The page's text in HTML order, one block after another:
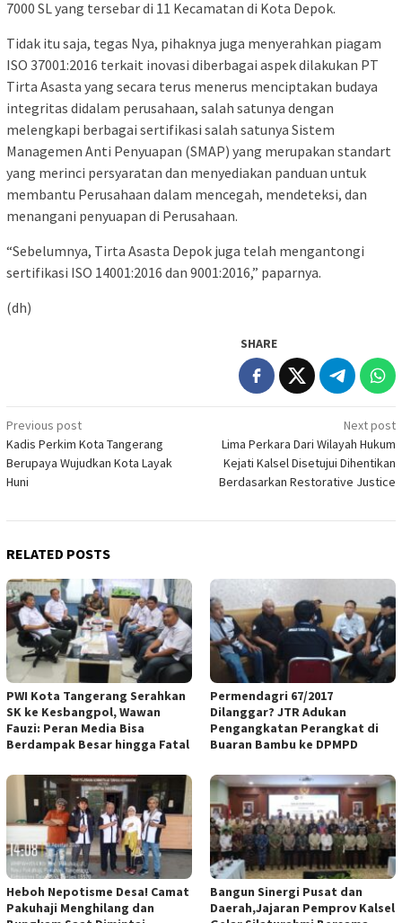
7000 SL yang tersebar di 11 Kecamatan di Kota Depok.
Tidak itu saja, tegas Nya, pihaknya juga menyerahkan piagam
ISO 37001:2016 terkait inovasi diberbagai aspek dilakukan PT
Tirta Asasta yang secara terus menerus menciptakan budaya
integritas didalam perusahaan, salah satunya dengan
melengkapi berbagai sertifikasi salah satunya Sistem
Managemen Anti Penyuapan (SMAP) yang merupakan standart
yang merinci persyaratan dan menyediakan panduan untuk
membantu Perusahaan dalam mencegah, mendeteksi, dan
menangani penyuapan di Perusahaan.
“Sebelumnya, Tirta Asasta Depok juga telah mengantongi
sertifikasi ISO 14001:2016 dan 9001:2016,” paparnya.
(dh)
SHARE
Post
navigation
Previous post
Kadis Perkim Kota Tangerang
Berupaya Wujudkan Kota Layak
Huni
Next post
Lima Perkara Dari Wilayah Hukum
Kejati Kalsel Disetujui Dihentikan
Berdasarkan Restorative Justice
RELATED POSTS
PWI Kota Tangerang Serahkan
SK ke Kesbangpol, Wawan
Fauzi: Peran Media Bisa
Berdampak Besar hingga Fatal
Permendagri 67/2017
Dilanggar? JTR Adukan
Pengangkatan Perangkat di
Buaran Bambu ke DPMPD
Heboh Nepotisme Desa! Camat
Pakuhaji Menghilang dan
Bangun Sinergi Pusat dan
Daerah,Jajaran Pemprov Kalsel